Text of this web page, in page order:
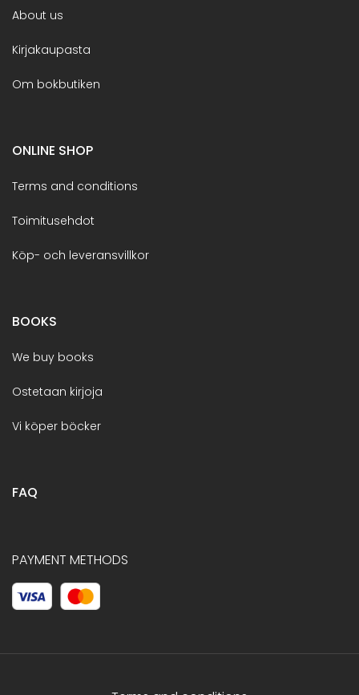
About us
Kirjakaupasta
Om bokbutiken
ONLINE SHOP
Terms and conditions
Toimitusehdot
Köp- och leveransvillkor
BOOKS
We buy books
Ostetaan kirjoja
Vi köper böcker
FAQ
PAYMENT METHODS